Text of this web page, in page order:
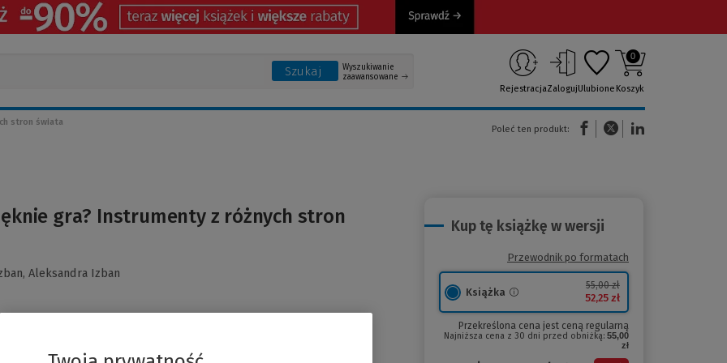
Szukaj
Wyszukiwanie
zaawansowane
RejestracjaZalogujUlubione
0
Koszyk
stron świata
Poleć ten produkt:
(Nowe okno)(Link do innej strony)
gra? Instrumenty z różnych stron
Aleksandra Izban
Kup tę książkę w wersji
Przewodnik po formatach
Książka
55,00 zł
52,25 zł
Przekreślona cena jest ceną regularną
Najniższa cena z 30 dni przed obniżką: 55,00
zł